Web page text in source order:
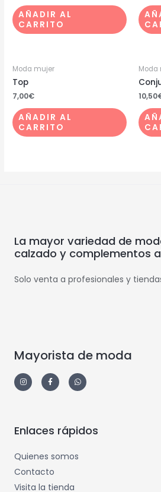
AÑADIR AL
CARRITO
Moda mujer
Top
7,00€
AÑADIR AL
CARRITO
Moda
10,50
La mayor variedad de
calzado y complementos
Solo venta a profesionales y
Mayorista de moda
Enlaces rápidos
Quienes somos
Contacto
Visita la tienda